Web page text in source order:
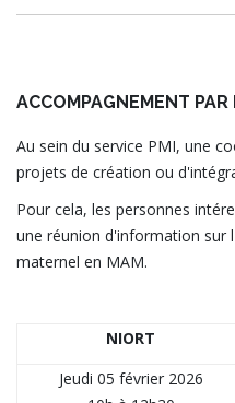
ACCOMPAGNEMENT
Au sein du service PMI, une
projets de création ou
Pour cela, les personnes
une réunion d'information sur
maternel en MAM.
NIORT
Jeudi 05 février 2026